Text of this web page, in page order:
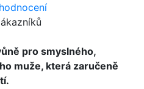
pro smyslného,
muže, která zaručeně